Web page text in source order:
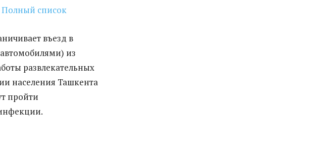
Полный список
въезд в
из
развлекательных
населения Ташкента
пройти